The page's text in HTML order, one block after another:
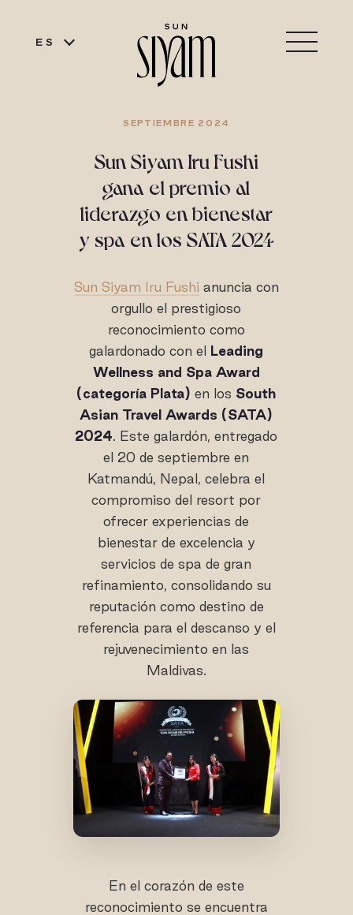
ES
SEPTIEMBRE 2024
Sun Siyam Iru Fushi
gana el premio al
liderazgo en bienestar
y spa en los SATA 2024
Sun Siyam Iru Fushi anuncia con
orgullo el prestigioso
reconocimiento como
galardonado con el Leading
Wellness and Spa Award
(categoría Plata) en los South
Asian Travel Awards (SATA)
2024. Este galardón, entregado
el 20 de septiembre en
Katmandú, Nepal, celebra el
compromiso del resort por
ofrecer experiencias de
bienestar de excelencia y
servicios de spa de gran
refinamiento, consolidando su
reputación como destino de
referencia para el descanso y el
rejuvenecimiento en las
Maldivas.
En el corazón de este
reconocimiento se encuentra